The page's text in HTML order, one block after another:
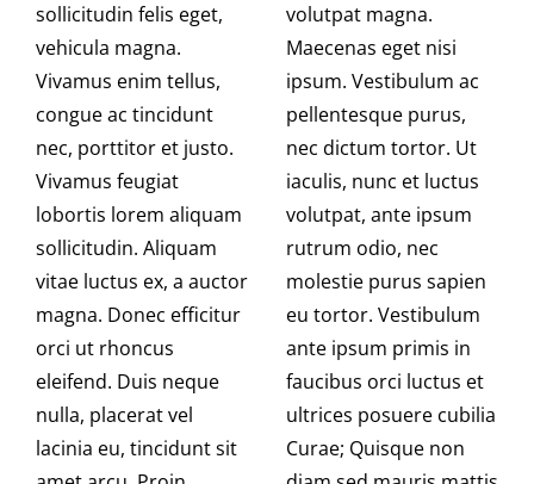
PORTFOLIO
BLOG
CAREER
sollicitudin felis eget,
vehicula magna.
Vivamus enim tellus,
congue ac tincidunt
nec, porttitor et justo.
Vivamus feugiat
lobortis lorem aliquam
sollicitudin. Aliquam
vitae luctus ex, a auctor
magna. Donec efficitur
orci ut rhoncus
eleifend. Duis neque
nulla, placerat vel
lacinia eu, tincidunt sit
volutpat magna.
Maecenas eget nisi
ipsum. Vestibulum ac
pellentesque purus,
nec dictum tortor. Ut
iaculis, nunc et luctus
volutpat, ante ipsum
rutrum odio, nec
molestie purus sapien
eu tortor. Vestibulum
ante ipsum primis in
faucibus orci luctus et
ultrices posuere cubilia
Curae; Quisque non